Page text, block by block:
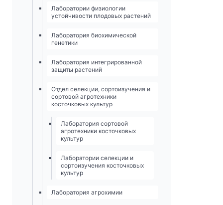
Лаборатории физиологии
устойчивости плодовых растений
Лаборатория биохимической
генетики
Лаборатория интегрированной
защиты растений
Отдел селекции, сортоизучения и
сортовой агротехники
косточковых культур
Лаборатория сортовой
агротехники косточковых
культур
Лаборатории селекции и
сортоизучения косточковых
культур
Лаборатория агрохимии